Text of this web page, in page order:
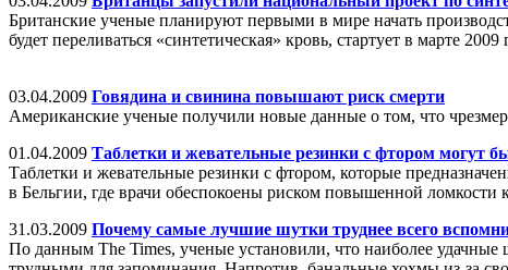
Британские ученые планируют первыми в мире начать
будет переливаться «синтетическая» кровь, стартует в марте
03.04.2009 Говядина и свинина повышают риск смерти
Американские ученые получили новые данные о том, что
01.04.2009 Таблетки и жевательные резинки с фтором могут
Таблетки и жевательные резинки с фтором, которые
в Бельгии, где врачи обеспокоены риском повышенной ломкости
31.03.2009 Почему самые лучшие шутки труднее всего
По данным The Times, ученые установили, что наиболее